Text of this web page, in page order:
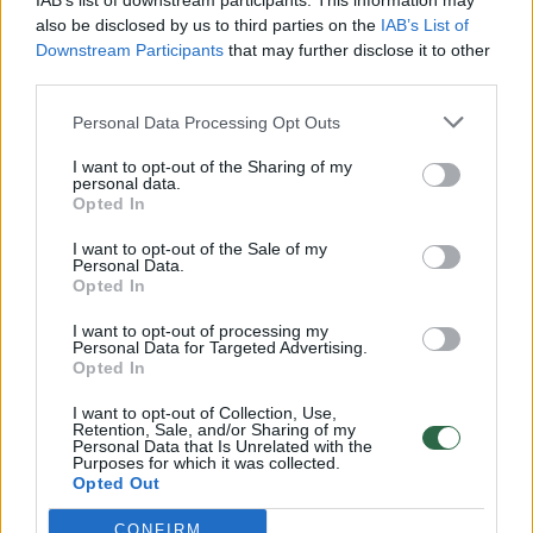
also be disclosed by us to third parties on the IAB’s List of
Downstream Participants that may further disclose it to other
Personal Data Processing Opt Outs
I want to opt-out of the Sharing of my
personal data.
Opted In
I want to opt-out of the Sale of my
Personal Data.
Opted In
I want to opt-out of processing my
Personal Data for Targeted Advertising.
Opted In
I want to opt-out of Collection, Use,
Retention, Sale, and/or Sharing of my
Personal Data that Is Unrelated with the
Purposes for which it was collected.
Opted Out
CONFIRM
vaiko gyvybių išgelbėti nepavyko
Žinios | Lietuvos diena
00:00:57
Savaitės vidurys nusimato karštas: temperatūra kils iki
32 laipsnių šilumos
Žinios | Orai
Nufilmavo, kaip patvino Vilniaus Vakarinis aplinkkelis:
Žinios | Lietuvos diena
00:15:54
V. Zalužno pasisakymą laiko bandymu įsitvirtinti
Ukrainos politikoje: jis yra neteisus